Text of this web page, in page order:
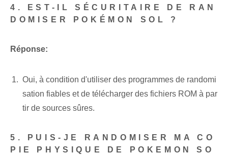
4. EST-IL SÉCURITAIRE DE RAN
DOMISER POKÉMON SOL ?
Réponse:
Oui, à condition d'utiliser des programmes de randomi
sation fiables et de télécharger des fichiers ROM à par
tir de sources sûres.
5. PUIS-JE RANDOMISER MA CO
PIE PHYSIQUE DE POKEMON SO